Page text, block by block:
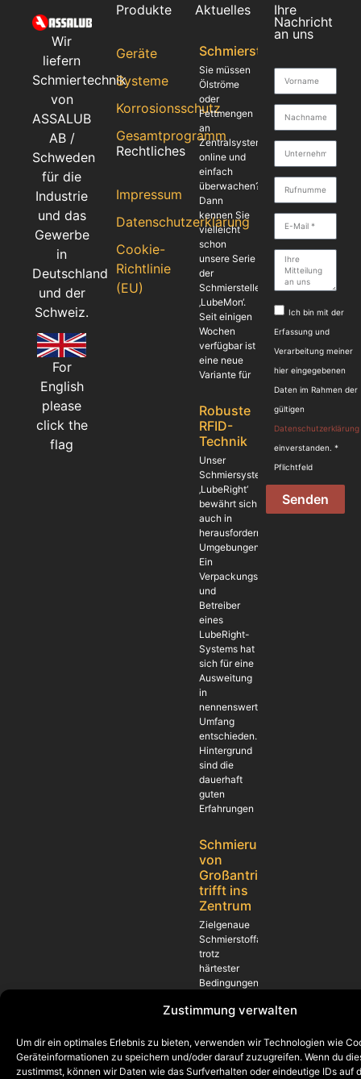
Zustimmung verwalten
Um dir ein optimales Erlebnis zu bieten, verwenden wir Technologien wie
Geräteinformationen zu speichern und/oder darauf zuzugreifen. Wenn du
zustimmst, können wir Daten wie das Surfverhalten oder eindeutige IDs auf
Wir
liefern
Schmiertechnik
von
ASSALUB
AB /
Schweden
für die
Industrie
und das
Gewerbe
in
Deutschland
und der
Schweiz.
For
English
please
click the
flag
Produkte
Geräte
Systeme
Korrosionsschutz
Gesamtprogramm
Rechtliches
Impressum
Datenschutzerklärung
Cookie-
Richtlinie
(EU)
Aktuelles
Sie müssen
Ölströme
oder
Fettmengen
an
Zentralsystemen
online und
einfach
überwachen?
Dann
kennen Sie
vielleicht
schon
unsere Serie
der
Schmierstellenüberwachung
‚LubeMon‘.
Seit einigen
Wochen
verfügbar ist
eine neue
Variante für
Robuste
RFID-
Technik
Unser
Schmiersystem
‚LubeRight‘
bewährt sich
auch in
herausfordernden
Umgebungen.
Ein
Verpackungshersteller
und
Betreiber
eines
LubeRight-
Systems hat
sich für eine
Ausweitung
in
nennenswertem
Umfang
entschieden.
Hintergrund
sind die
dauerhaft
guten
Erfahrungen
Schmierung
von
Großantrieben
trifft ins
Zentrum
Zielgenaue
Schmierstoffapplikation
trotz
härtester
Bedingungen
sich ein
den
zukünftigen
Einsatz von
Ihre
Nachricht
an uns
Ich bin mit der
Erfassung und
Verarbeitung meiner
hier eingegebenen
Daten im Rahmen der
gültigen
Datenschutzerklärung
einverstanden. *
Pflichtfeld
Senden